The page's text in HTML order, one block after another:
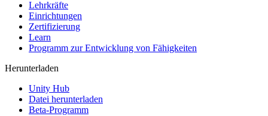
XR-Spiele
XR-Spiele plattformübergreifend starten
Multiplayer-Spiele
Vereinfachte Entwicklung von Multiplayer-Spielen
Lehrkräfte
Einrichtungen
Zertifizierung
Learn
Programm zur Entwicklung von Fähigkeiten
Herunterladen
Unity Hub
Datei herunterladen
Beta-Programm